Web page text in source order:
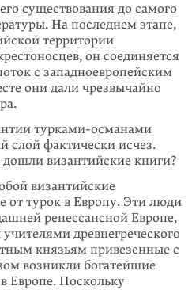
существования до самого
На последнем этапе,
территории
он соединяется
с западноевропейским
они дали чрезвычайно
турками-османами
слой фактически исчез.
византийские книги?
византийские
от турок в Европу. Эти люди
ренессансной Европе,
древнегреческого
князьям привезенные с
возникли богатейшие
Европе. Поскольку